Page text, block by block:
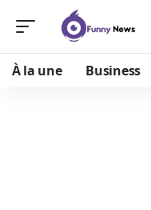
À la une Business